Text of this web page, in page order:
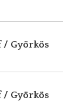
/ Györkös
/ Györkös